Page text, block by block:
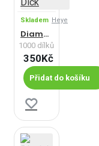
Skladem Heye
Diamantový Dick
1000 dílků
350Kč
Přidat do košíku